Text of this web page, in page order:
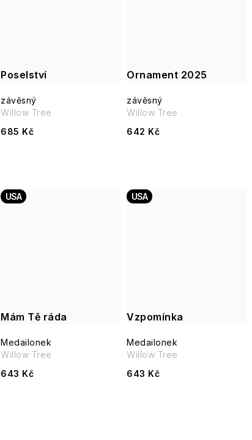
Poselství
závěsný
685 Kč
Willow Tree
Ornament 2025
závěsný
642 Kč
Willow Tree
Mám Tě ráda
USA
Medailonek
643 Kč
Willow Tree
Vzpomínka
USA
Medailonek
643 Kč
Willow Tree